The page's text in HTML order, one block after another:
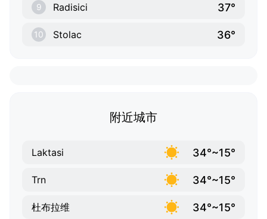
9 Radisici 37°
10 Stolac 36°
附近城市
Laktasi 34°~15°
Trn 34°~15°
杜布拉维 34°~15°